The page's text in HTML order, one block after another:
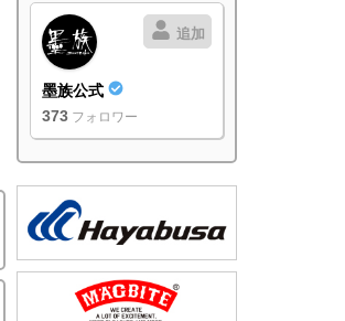
追加
墨族公式
373 フォロワー